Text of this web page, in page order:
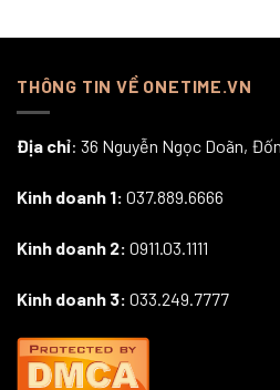
THÔNG TIN VỀ ONETIME.VN
Địa chỉ: 36 Nguyễn Ngọc Doãn,
Kinh doanh 1: 037.889.6666
Kinh doanh 2: 0911.03.1111
Kinh doanh 3: 033.249.7777